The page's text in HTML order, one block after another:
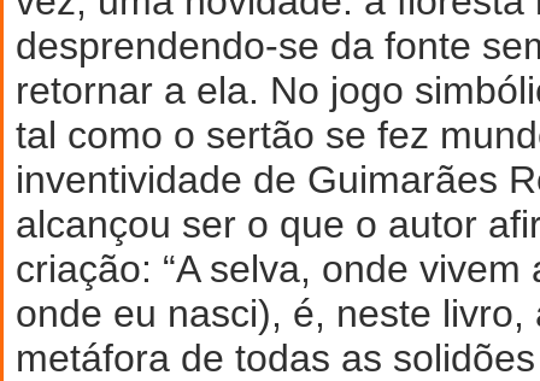
desprendendo-se da fonte
retornar a ela. No jogo
tal como o sertão se fez
inventividade de Guimarães
alcançou ser o que o autor
criação: “A selva, onde
onde eu nasci), é, neste livro,
metáfora de todas as